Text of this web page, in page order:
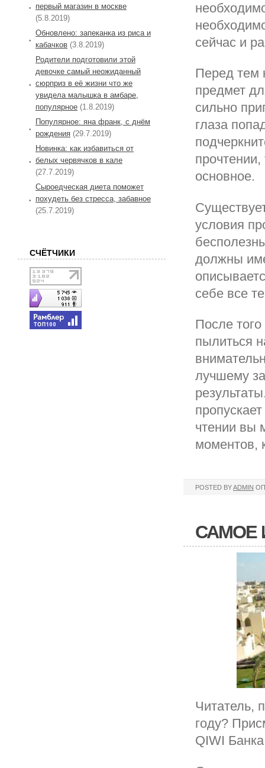
сейчас и
Перед тем
предмет
сильно
глаза
основное.
условия
должны
себе все
После
пылиться
лучшему
чтении вы
моментов,
POSTED BYADMIN
САМОЕ
Читатель,
году?
QIWI
первый магазин в москве
(5.8.2019)
Обновлено: запеканка из риса и
кабачков (3.8.2019)
Родители подготовили этой
девочке самый неожиданный
сюрприз в её жизни что же
увидела малышка в амбаре,
популярное (1.8.2019)
Популярное: яна франк, с днём
рождения (29.7.2019)
Новинка: как избавиться от
белых червячков в кале
(27.7.2019)
Сыроедческая диета поможет
похудеть без стресса, забавное
(25.7.2019)
СЧЁТЧИКИ